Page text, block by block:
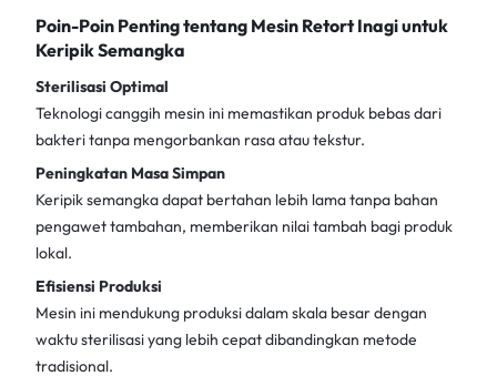
Poin-Poin Penting tentang Mesin Retort Inagi untuk
Keripik Semangka
Sterilisasi Optimal
Teknologi canggih mesin ini memastikan produk bebas dari
bakteri tanpa mengorbankan rasa atau tekstur.
Peningkatan Masa Simpan
Keripik semangka dapat bertahan lebih lama tanpa bahan
pengawet tambahan, memberikan nilai tambah bagi produk
lokal.
Efisiensi Produksi
Mesin ini mendukung produksi dalam skala besar dengan
waktu sterilisasi yang lebih cepat dibandingkan metode
tradisional.